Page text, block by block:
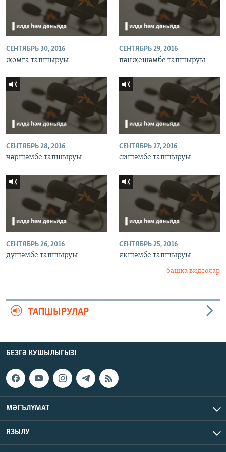
СЕНТЯБРЬ 30, 2016
җомга тапшыруы
СЕНТЯБРЬ 29, 2016
пәнҗешәмбе тапшыруы
СЕНТЯБРЬ 28, 2016
чәршәмбе тапшыруы
СЕНТЯБРЬ 27, 2016
сишәмбе тапшыруы
СЕНТЯБРЬ 26, 2016
дүшәмбе тапшыруы
СЕНТЯБРЬ 25, 2016
якшәмбе тапшыруы
башка видеолар
ТАПШЫРУЛАР
БЕЗГӘ КУШЫЛЫГЫЗ!
МӘГЪЛҮМАТ
ЯЗЫЛУ